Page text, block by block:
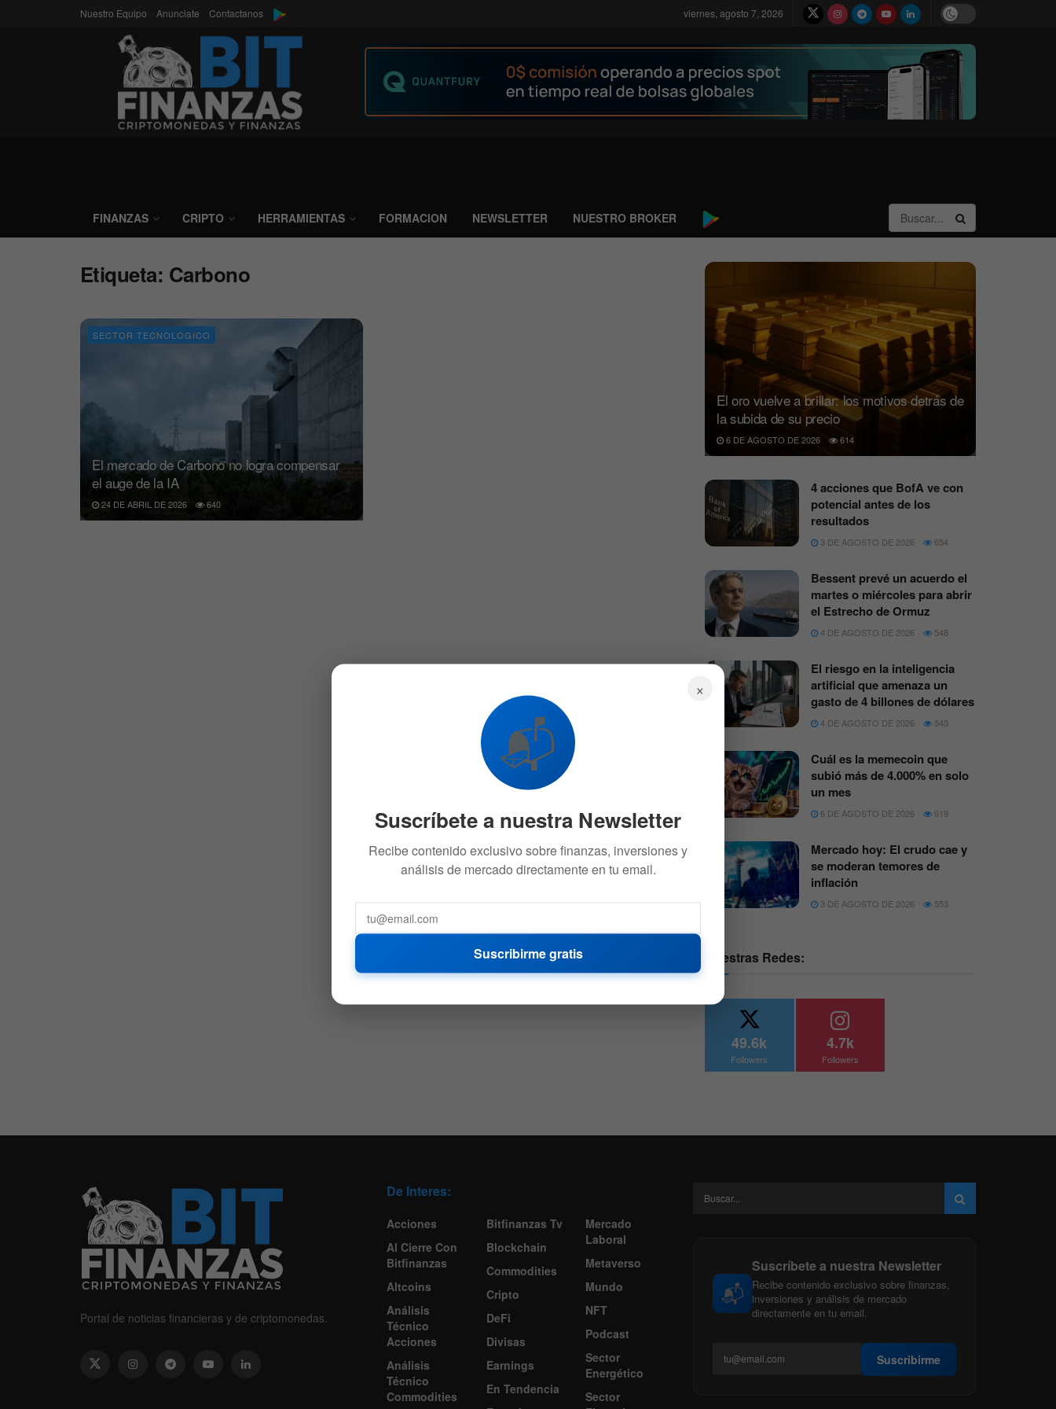
Nuestro Equipo Anunciate Contactanos viernes, agosto 7, 2026
FINANZAS CRIPTO HERRAMIENTAS FORMACION NEWSLETTER NUESTRO BROKER
Etiqueta: Carbono
SECTOR TECNOLOGICO
El mercado de Carbono no logra compensar
el auge de la IA
24 DE ABRIL DE 2026 640
El oro vuelve a brillar: los motivos detrás de
la subida de su precio
6 DE AGOSTO DE 2026 614
4 acciones que BofA ve con
potencial antes de los
resultados
3 DE AGOSTO DE 2026 654
Bessent prevé un acuerdo el
martes o miércoles para abrir
el Estrecho de Ormuz
4 DE AGOSTO DE 2026 548
El riesgo en la inteligencia
artificial que amenaza un
gasto de 4 billones de dólares
4 DE AGOSTO DE 2026 545
Cuál es la memecoin que
subió más de 4.000% en solo
un mes
6 DE AGOSTO DE 2026 619
Mercado hoy: El crudo cae y
se moderan temores de
inflación
3 DE AGOSTO DE 2026 553
Nuestras Redes:
49.6k
Followers
4.7k
Followers
Portal de noticias financieras y de criptomonedas.
De Interes:
Acciones
Al Cierre Con
Bitfinanzas
Altcoins
Análisis
Técnico
Acciones
Análisis
Técnico
Commodities
Bitfinanzas Tv
Blockchain
Commodities
Cripto
DeFi
Divisas
Earnings
En Tendencia
Mercado
Laboral
Metaverso
Mundo
NFT
Podcast
Sector
Energético
Sector
📬
Suscríbete a nuestra Newsletter
Recibe contenido exclusivo sobre finanzas,
inversiones y análisis de mercado
directamente en tu email.
Suscribirme
×
📬
Suscríbete a nuestra Newsletter
Recibe contenido exclusivo sobre finanzas, inversiones y
análisis de mercado directamente en tu email.
Suscribirme gratis